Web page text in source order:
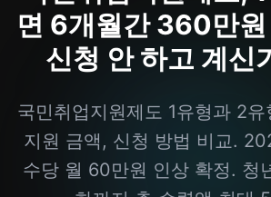
면 6개월간 360만원
신청 안 하고 계신
국민취업지원제도 1유형과 2
지원 금액, 신청 방법 비교.
수당 월 60만원 인상 확정. 청